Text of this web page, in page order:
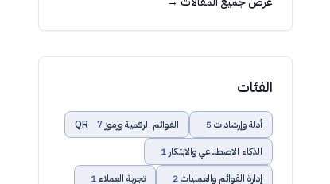
الفئات
أدلة وإرشادات5 القوائم الرقمية ورموز QR 7
الذكاء الاصطناعي والابتكار 1
إدارة القوائم والعمليات2 تجربة العملاء 1